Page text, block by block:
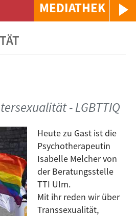
MEDIATHEK
- LGBTTIQ
Heute zu Gast ist die
Psychotherapeutin
Isabelle Melcher von
der Beratungsstelle
TTI Ulm.
Mit ihr reden wir über
Transsexualität,